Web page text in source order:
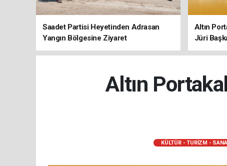
Saadet Partisi Heyetinden Adrasan
Yangın Bölgesine Ziyaret
Altın
Jüri
Altın
KÜLTÜR - TURİZM -